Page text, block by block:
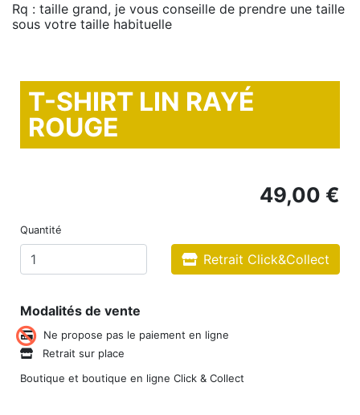
Rq : taille grand, je vous conseille de prendre une taille
sous votre taille habituelle
T-SHIRT LIN RAYÉ
ROUGE
49,00 €
Quantité
Retrait Click&Collect
Modalités de vente
Ne propose pas le paiement en ligne
Retrait sur place
Boutique et boutique en ligne Click & Collect